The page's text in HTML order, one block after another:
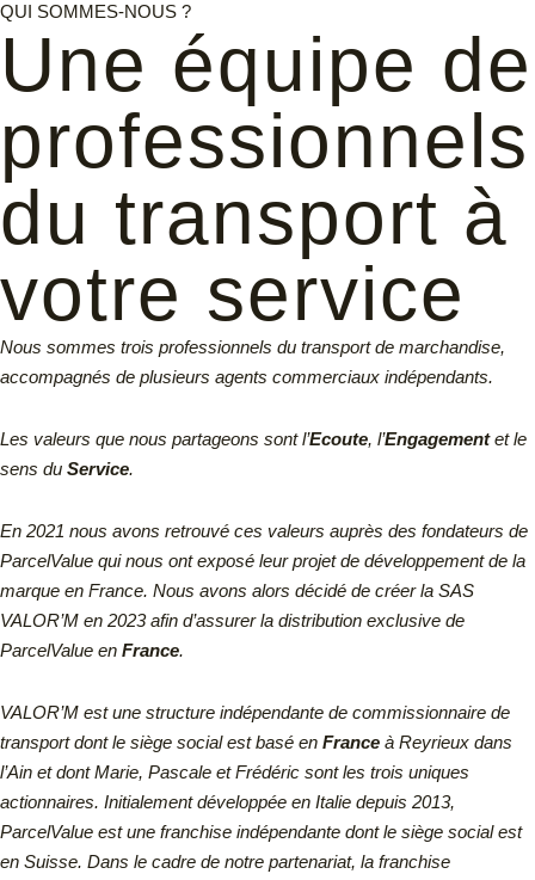
QUI SOMMES-NOUS ?
Une équipe de
professionnels
du transport à
votre service
Nous sommes trois professionnels du transport de marchandise,
accompagnés de plusieurs agents commerciaux indépendants.
Les valeurs que nous partageons sont l’Ecoute, l’Engagementet le
sens du Service.
En 2021 nous avons retrouvé ces valeurs auprès des fondateurs de
ParcelValue qui nous ont exposé leur projet de développement de la
marque en France. Nous avons alors décidé de créer la SAS
VALOR’M en 2023 afin d’assurer la distribution exclusive de
ParcelValue en France.
VALOR’M est une structure indépendante de commissionnaire de
transport dont le siège social est basé en France à Reyrieux dans
l’Ain et dont Marie, Pascale et Frédéric sont les trois uniques
actionnaires. Initialement développée en Italie depuis 2013,
ParcelValue est une franchise indépendante dont le siège social est
en Suisse. Dans le cadre de notre partenariat, la franchise